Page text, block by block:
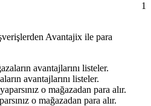
1
Avantajix ile para
avantajlarını listeler.
o mağazadan para alır.